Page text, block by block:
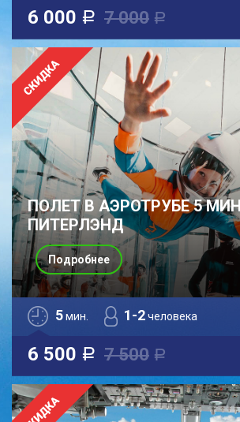
6 000 a 7 000 a
ПОЛЕТ В АЭРОТРУБЕ 5
ПИТЕРЛЭНД
5мин. 1-2человека
6 500 a 7 500 a
Подробнее